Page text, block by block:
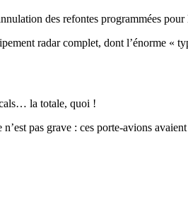
des refontes programmées
radar complet, dont l’énorme «
la totale, quoi !
pas grave : ces porte-avions